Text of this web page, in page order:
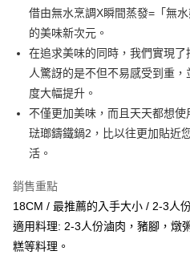
宅配
每筆NT$100，滿NT$999(含以上)免
付款後門市自取
免運費
借由無水烹調X瞬間蒸發=「無
的美味新次元。
在追求美味的同時，我們實現
人驚訝的是不但不易感受到重
度大幅提升。
不僅更加美味，而且天天都想
琺瑯鑄鐵鍋2，比以往更加貼近
活。
銷售重點
18CM / 最推薦的入手大小 / 2-3人
適用料理: 2-3人份滷肉，豬腳，燉
糕等料理。